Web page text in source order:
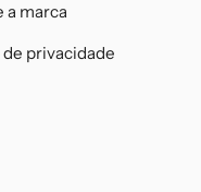
a marca
de privacidade